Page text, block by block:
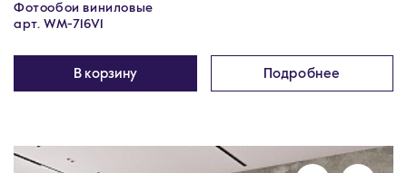
Фотообои виниловые
арт. WM-716V1
В корзину Подробнее